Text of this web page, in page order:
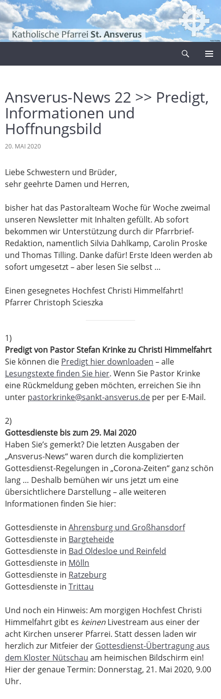
Zum
Inhalt
springen
Ansverus-News 22 >> Predigt,
Informationen und
Hoffnungsbild
20. MAI 2020
Liebe Schwestern und Brüder,
sehr geehrte Damen und Herren,
bisher hat das Pastoralteam Woche für Woche zweimal
unseren Newsletter mit Inhalten gefüllt. Ab sofort
bekommen wir Unterstützung durch dir Pfarrbrief-
Redaktion, namentlich Silvia Dahlkamp, Carolin Proske
und Thomas Tilling. Danke dafür! Erste Ideen werden ab
sofort umgesetzt – aber lesen Sie selbst …
Einen gesegnetes Hochfest Christi Himmelfahrt!
Pfarrer Christoph Scieszka
1)
Predigt von Pastor Stefan Krinke zu Christi Himmelfahrt
Sie können die Predigt hier downloaden – alle
Lesungstexte finden Sie hier. Wenn Sie Pastor Krinke
eine Rückmeldung geben möchten, erreichen Sie ihn
unter pastorkrinke@sankt-ansverus.de per per E-Mail.
2)
Gottesdienste bis zum 29. Mai 2020
Haben Sie’s gemerkt? Die letzten Ausgaben der
„Ansverus-News“ waren durch die komplizierten
Gottesdienst-Regelungen in „Corona-Zeiten“ ganz schön
lang … Deshalb bemühen wir uns jetzt um eine
übersichtlichere Darstellung – alle weiteren
Informationen finden Sie hier:
Gottesdienste in Ahrensburg und Großhansdorf
Gottesdienste in Bargteheide
Gottesdienste in Bad Oldesloe und Reinfeld
Gottesdienste in Mölln
Gottesdienste in Ratzeburg
Gottesdienste in Trittau
Und noch ein Hinweis: Am morgigen Hochfest Christi
Himmelfahrt gibt es keinen Livestream aus einer der
acht Kirchen unserer Pfarrei. Statt dessen laden wir
herzlich zur Mitfeier der Gottesdienst-Übertragung aus
dem Kloster Nütschau am heimischen Bildschirm ein!
Hier der genaue Termin: Donnerstag, 21. Mai 2020, 9.00
Uhr.